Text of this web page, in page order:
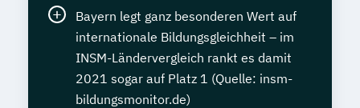
Bayern legt ganz besonderen Wert auf
internationale Bildungsgleichheit – im
INSM-Ländervergleich rankt es damit
2021 sogar auf Platz 1 (Quelle: insm-
bildungsmonitor.de)